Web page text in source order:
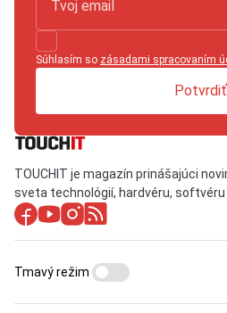
Súhlasím so zásadami spracovaním
Potvrdiť
TOUCHIT je magazín prinášajúci
sveta technológií, hardvéru,
Tmavý režim